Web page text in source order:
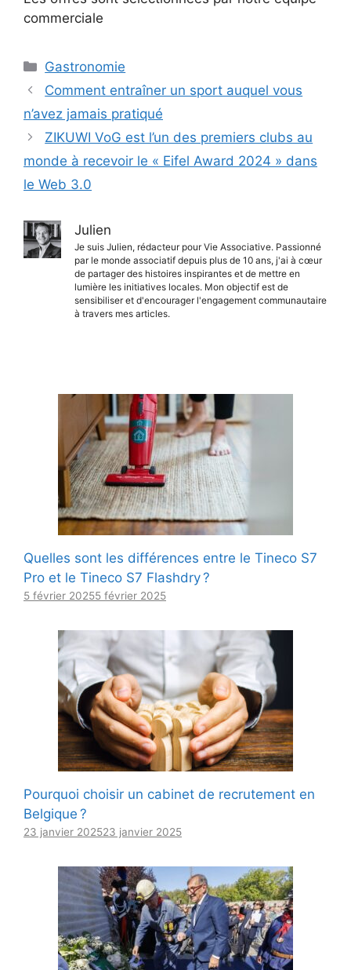
commerciale
Catégories
Gastronomie
Comment entraîner un sport auquel vous
n’avez jamais pratiqué
ZIKUWI VoG est l’un des premiers clubs au
monde à recevoir le « Eifel Award 2024 » dans
le Web 3.0
Julien
Je suis Julien, rédacteur pour Vie Associative. Passionné
par le monde associatif depuis plus de 10 ans, j'ai à cœur
de partager des histoires inspirantes et de mettre en
lumière les initiatives locales. Mon objectif est de
sensibiliser et d'encourager l'engagement communautaire
à travers mes articles.
Quelles sont les différences entre le Tineco S7
Pro et le Tineco S7 Flashdry ?
5 février 20255 février 2025
Pourquoi choisir un cabinet de recrutement en
Belgique ?
23 janvier 202523 janvier 2025